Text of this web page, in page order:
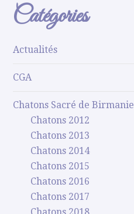
Catégories
Actualités
CGA
Chatons Sacré de Birmanie
Chatons 2012
Chatons 2013
Chatons 2014
Chatons 2015
Chatons 2016
Chatons 2017